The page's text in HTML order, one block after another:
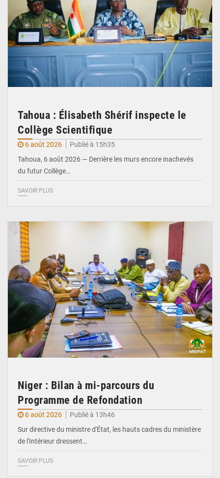
Tahoua : Élisabeth Shérif inspecte le
Collège Scientifique
6 août 2026
Publié à 15h35
Tahoua, 6 août 2026 — Derrière les murs encore inachevés
du futur Collège…
SAVOIR PLUS
Niger : Bilan à mi-parcours du
Programme de Refondation
6 août 2026
Publié à 13h46
Sur directive du ministre d'État, les hauts cadres du ministère
de l'Intérieur dressent…
SAVOIR PLUS